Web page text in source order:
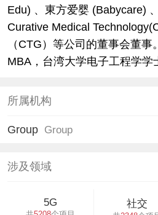
Edu) 、東方爱婴 (Babycare)
Curative Medical
（CTG）等公司的董事会董
MBA，台湾大学电子工程学学
所属机构
Group Group
涉及领域
5G 社交